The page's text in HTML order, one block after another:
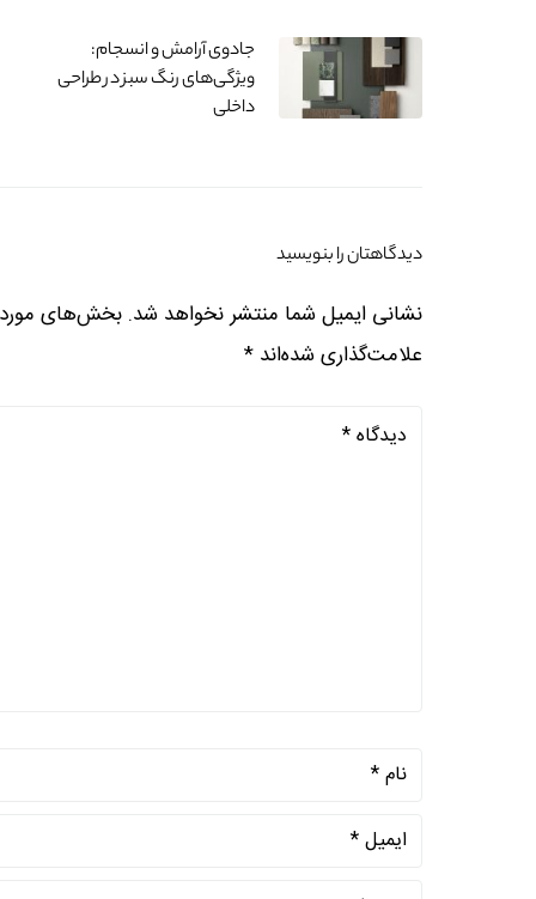
جادوی آرامش و انسجام:
ویژگی‌های رنگ سبز در طراحی
داخلی
دیدگاهتان را بنویسید
نشانی ایمیل شما منتشر نخواهد شد. بخش‌های
علامت‌گذاری شده‌اند *